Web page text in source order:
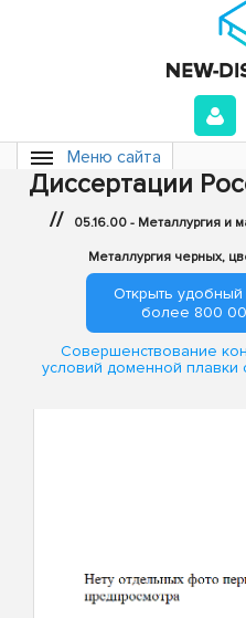
Меню сайта
Диссертации
// 05.16.00 - Металлургия и
Металлургия черных,
Открыть удобный
более 800
Совершенствование
условий доменной плавки